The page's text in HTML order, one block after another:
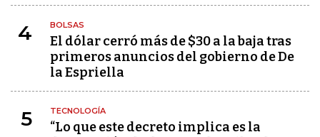
4 BOLSAS
El dólar cerró más de $30 a la baja tras
primeros anuncios del gobierno de De
la Espriella
5 TECNOLOGÍA
“Lo que este decreto implica es la